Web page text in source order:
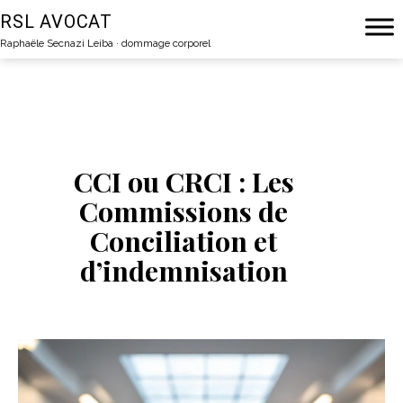
Aller
au
contenu
RSL AVOCAT
Raphaële Secnazi Leiba · dommage corporel
CCI ou CRCI : Les
Commissions de
Conciliation et
d’indemnisation